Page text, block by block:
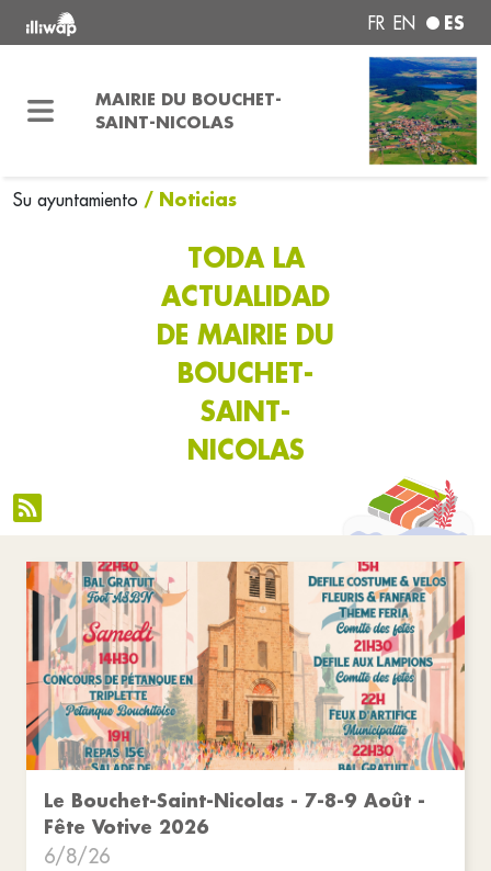
FR EN ES
MAIRIE DU BOUCHET-
SAINT-NICOLAS
Su ayuntamiento / Noticias
TODA LA
ACTUALIDAD
DE MAIRIE DU
BOUCHET-
SAINT-
NICOLAS
Le Bouchet-Saint-Nicolas - 7-8-9 Août -
Fête Votive 2026
6/8/26